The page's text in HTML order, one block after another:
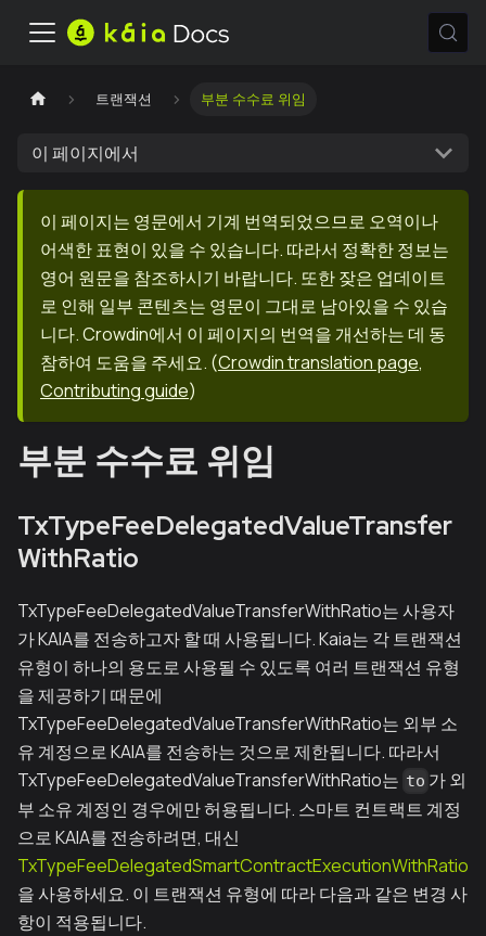
트랜잭션 부분 수수료 위임
이 페이지에서
이 페이지는 영문에서 기계 번역되었으므로 오역이나
어색한 표현이 있을 수 있습니다. 따라서 정확한 정보는
영어 원문을 참조하시기 바랍니다. 또한 잦은 업데이트
로 인해 일부 콘텐츠는 영문이 그대로 남아있을 수 있습
니다. Crowdin에서 이 페이지의 번역을 개선하는 데 동
참하여 도움을 주세요. (Crowdin translation page,
Contributing guide)
부분 수수료 위임
TxTypeFeeDelegatedValueTransfer
WithRatio
TxTypeFeeDelegatedValueTransferWithRatio는 사용자
가 KAIA를 전송하고자 할 때 사용됩니다. Kaia는 각 트랜잭션
유형이 하나의 용도로 사용될 수 있도록 여러 트랜잭션 유형
을 제공하기 때문에
TxTypeFeeDelegatedValueTransferWithRatio는 외부 소
유 계정으로 KAIA를 전송하는 것으로 제한됩니다. 따라서
TxTypeFeeDelegatedValueTransferWithRatio는 to 가 외
부 소유 계정인 경우에만 허용됩니다. 스마트 컨트랙트 계정
으로 KAIA를 전송하려면, 대신
TxTypeFeeDelegatedSmartContractExecutionWithRatio
을 사용하세요. 이 트랜잭션 유형에 따라 다음과 같은 변경 사
항이 적용됩니다.